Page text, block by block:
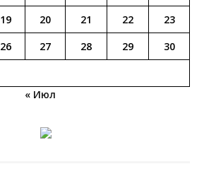
19 20 21 22
23
26 27 28 29
30
« Июл